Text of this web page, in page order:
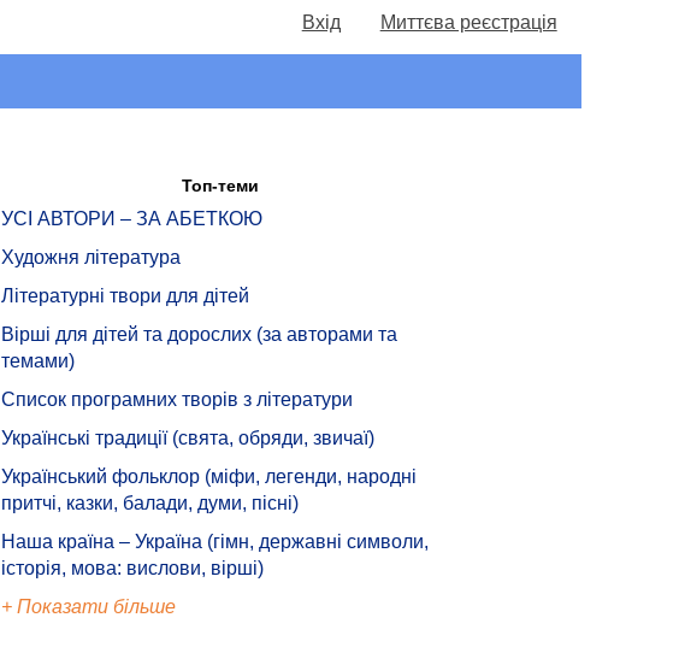
Вхід Миттєва реєстрація
Топ-теми
УСІ АВТОРИ – ЗА АБЕТКОЮ
Художня література
Літературні твори для дітей
Вірші для дітей та дорослих (за авторами та
темами)
Список програмних творів з літератури
Українські традиції (свята, обряди, звичаї)
Український фольклор (міфи, легенди, народні
притчі, казки, балади, думи, пісні)
Наша країна – Україна (гімн, державні символи,
історія, мова: вислови, вірші)
+ Показати більше